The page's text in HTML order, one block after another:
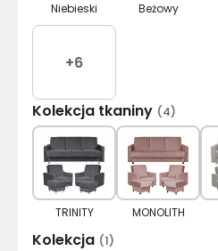
Niebieski Beżowy
+6
Kolekcja tkaniny (4)
TRINITY MONOLITH
Kolekcja (1)